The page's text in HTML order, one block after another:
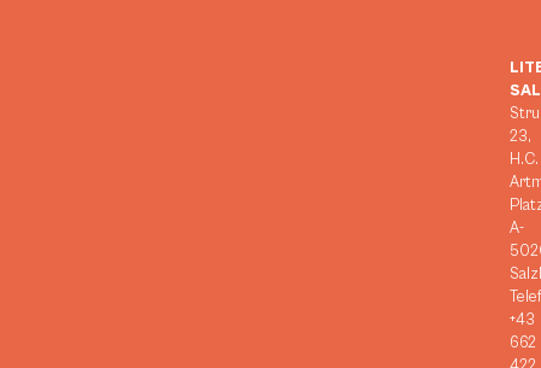
23,
H.C.
A-
+43
662